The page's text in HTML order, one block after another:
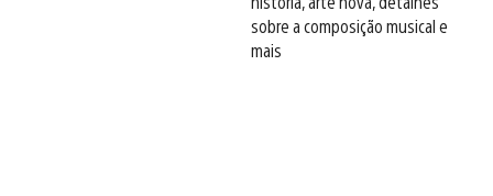
sobre a composição musical e
mais